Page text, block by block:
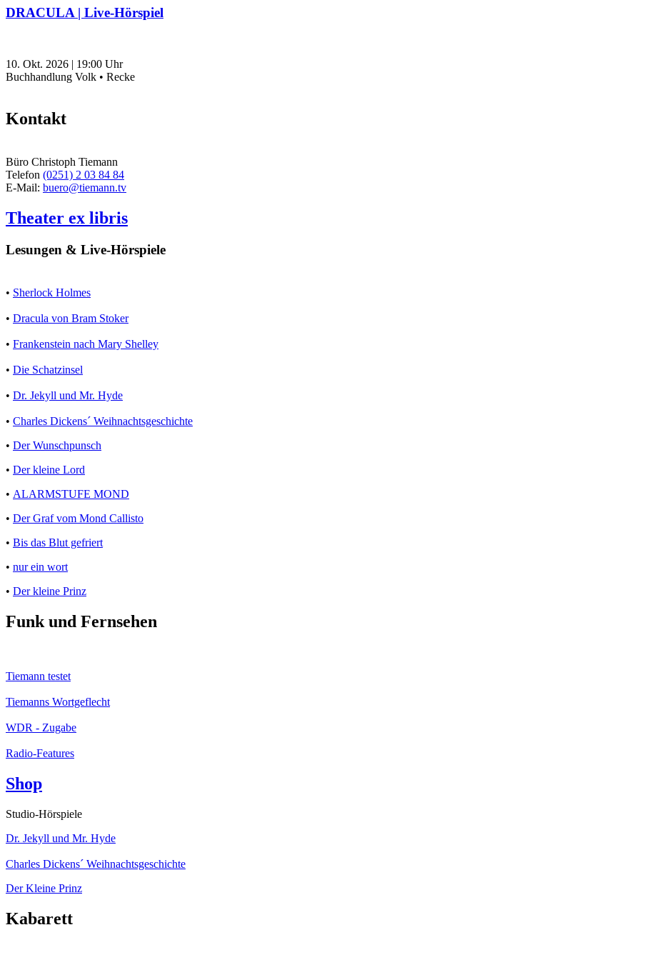
DRACULA | Live-Hörspiel
10. Okt. 2026 | 19:00 Uhr
Buchhandlung Volk • Recke
Kontakt
Büro Christoph Tiemann
Telefon (0251) 2 03 84 84
E-Mail: buero@tiemann.tv
Theater ex libris
Lesungen & Live-Hörspiele
• Sherlock Holmes
• Dracula von Bram Stoker
• Frankenstein nach Mary Shelley
• Die Schatzinsel
• Dr. Jekyll und Mr. Hyde
• Charles Dickens´ Weihnachtsgeschichte
• Der Wunschpunsch
• Der kleine Lord
• ALARMSTUFE MOND
• Der Graf vom Mond Callisto
• Bis das Blut gefriert
• nur ein wort
• Der kleine Prinz
Funk und Fernsehen
Tiemann testet
Tiemanns Wortgeflecht
WDR - Zugabe
Radio-Features
Shop
Studio-Hörspiele
Dr. Jekyll und Mr. Hyde
Charles Dickens´ Weihnachtsgeschichte
Der Kleine Prinz
Kabarett